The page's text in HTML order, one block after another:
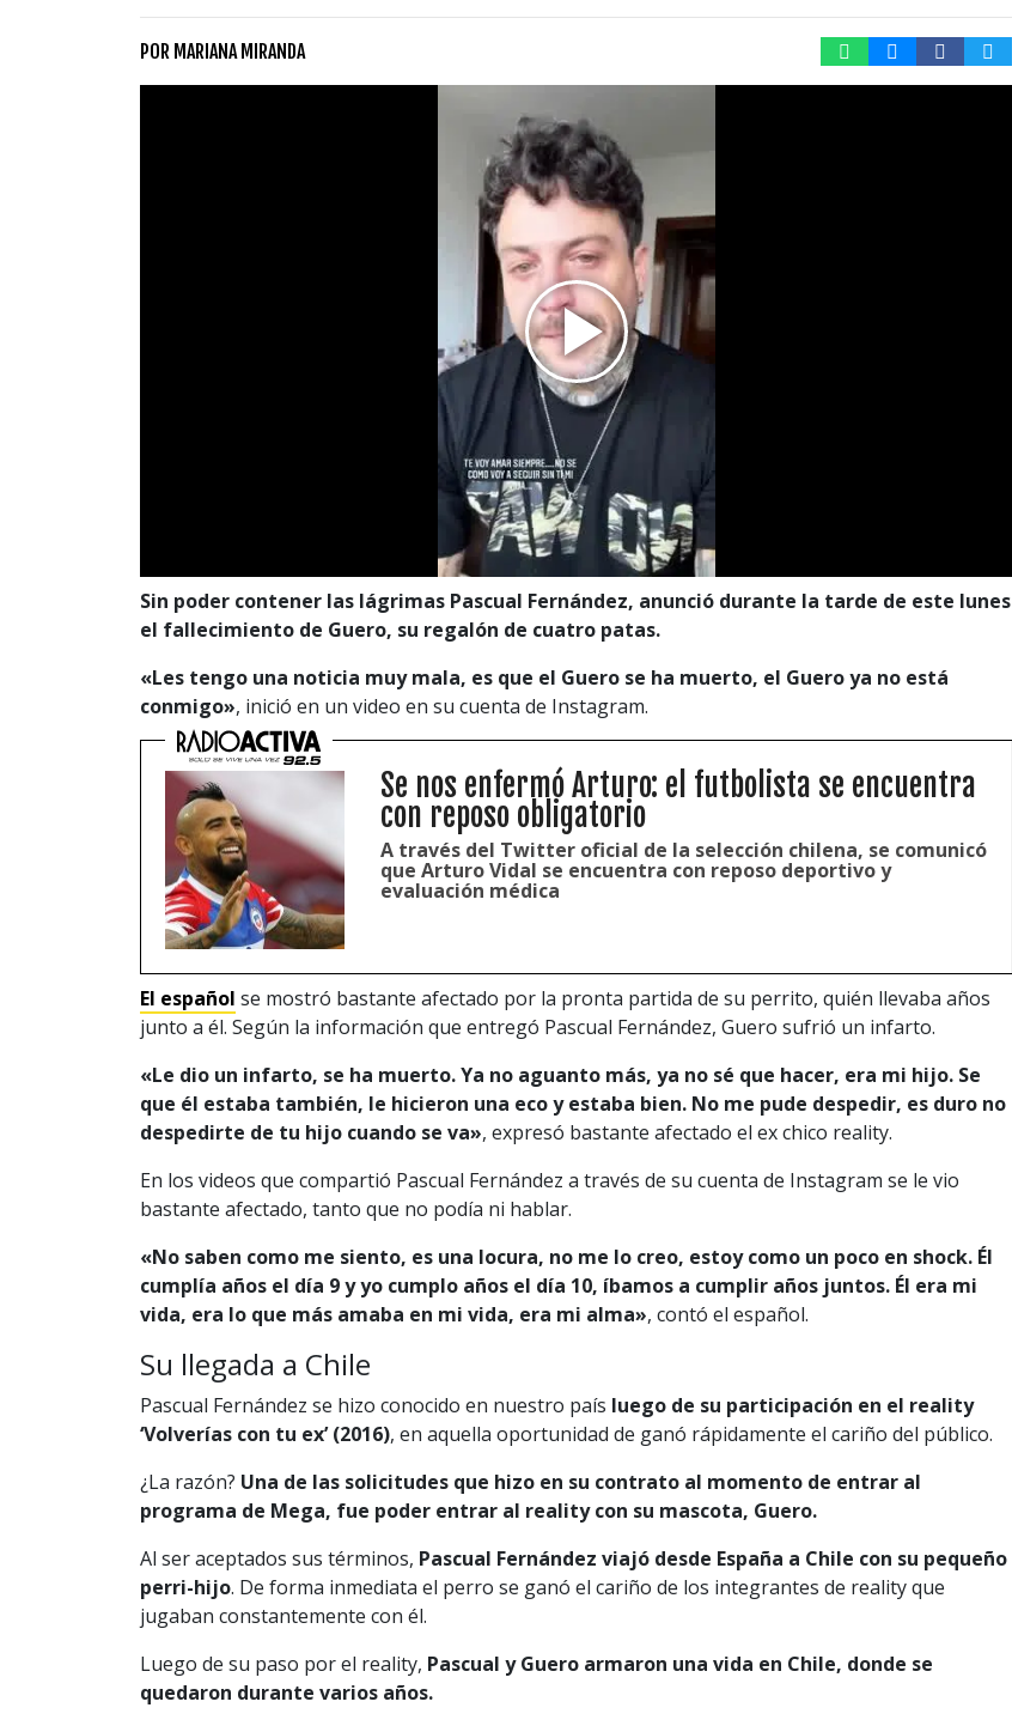
POR MARIANA MIRANDA
Sin poder contener las lágrimas Pascual Fernández, anunció durante la tarde de este lunes
el fallecimiento de Guero, su regalón de cuatro patas.
«Les tengo una noticia muy mala, es que el Guero se ha muerto, el Guero ya no está
conmigo», inició en un video en su cuenta de Instagram.
Se nos enfermó Arturo: el futbolista se encuentra
con reposo obligatorio
A través del Twitter oficial de la selección chilena, se comunicó
que Arturo Vidal se encuentra con reposo deportivo y
evaluación médica
El español se mostró bastante afectado por la pronta partida de su perrito, quién llevaba años
junto a él. Según la información que entregó Pascual Fernández, Guero sufrió un infarto.
«Le dio un infarto, se ha muerto. Ya no aguanto más, ya no sé que hacer, era mi hijo. Se
que él estaba también, le hicieron una eco y estaba bien. No me pude despedir, es duro no
despedirte de tu hijo cuando se va», expresó bastante afectado el ex chico reality.
En los videos que compartió Pascual Fernández a través de su cuenta de Instagram se le vio
bastante afectado, tanto que no podía ni hablar.
«No saben como me siento, es una locura, no me lo creo, estoy como un poco en shock. Él
cumplía años el día 9 y yo cumplo años el día 10, íbamos a cumplir años juntos. Él era mi
vida, era lo que más amaba en mi vida, era mi alma», contó el español.
Su llegada a Chile
Pascual Fernández se hizo conocido en nuestro país luego de su participación en el reality
‘Volverías con tu ex’ (2016), en aquella oportunidad de ganó rápidamente el cariño del público.
¿La razón? Una de las solicitudes que hizo en su contrato al momento de entrar al
programa de Mega, fue poder entrar al reality con su mascota, Guero.
Al ser aceptados sus términos, Pascual Fernández viajó desde España a Chile con su pequeño
perri-hijo. De forma inmediata el perro se ganó el cariño de los integrantes de reality que
jugaban constantemente con él.
Luego de su paso por el reality, Pascual y Guero armaron una vida en Chile, donde se
quedaron durante varios años.